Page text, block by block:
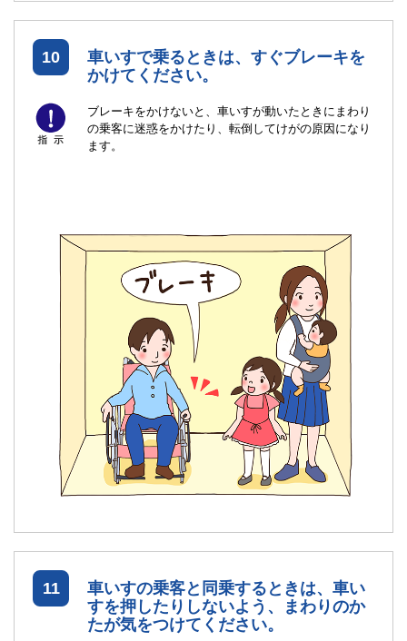
10
車いすで乗るときは、すぐブレーキを
かけてください。
ブレーキをかけないと、車いすが動いたときにまわり
の乗客に迷惑をかけたり、転倒してけがの原因になり
ます。
11
車いすの乗客と同乗するときは、車い
すを押したりしないよう、まわりのか
たが気をつけてください。